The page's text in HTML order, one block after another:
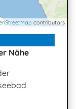
contributors
Nähe